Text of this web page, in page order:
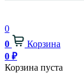
0
0
Корзина
0 ₽
Корзина пуста